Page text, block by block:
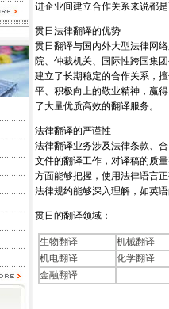
进企业间建立合作关系来说都
贯日法律翻译的优势
贯日翻译与国内外大型法律网
院、仲裁机关、国际性跨国集
建立了长期稳定的合作关系，
平、积极向上的敬业精神，赢
了大量优质高效的翻译服务。
法律翻译的严谨性
法律翻译业务涉及法律条款、
文件的翻译工作，对译稿的质
方面能够把握，使用法律语言
法律规约能够深入理解，如英
贯日的翻译领域：
生物翻译
机械翻译
机电翻译
化学翻译
金融翻译